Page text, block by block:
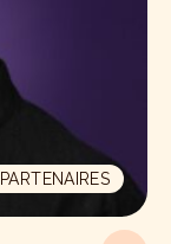
PARTENAIRES